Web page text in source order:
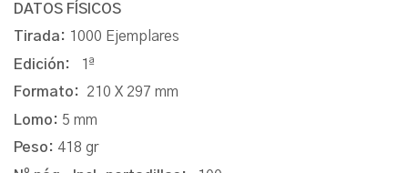
DATOS FÍSICOS
Tirada: 1000 Ejemplares
Edición:
1ª
Formato: 210 X 297 mm
Lomo: 5 mm
Peso: 418 gr